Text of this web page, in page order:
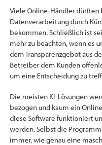
Viele Online-Händler dürften
Datenverarbeitung durch
bekommen. Schließlich ist
mehr zu beachten, wenn es
dem Transparenzgebot aus
Betreiber dem Kunden
um eine Entscheidung zu
Die meisten KI-Lösungen
bezogen und kaum ein
diese Software funktioniert
werden. Selbst die
immer, wie genau eine